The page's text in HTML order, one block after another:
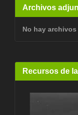
Archivos
No hay
Recursos de